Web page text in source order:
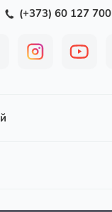
(+373) 60 127 700